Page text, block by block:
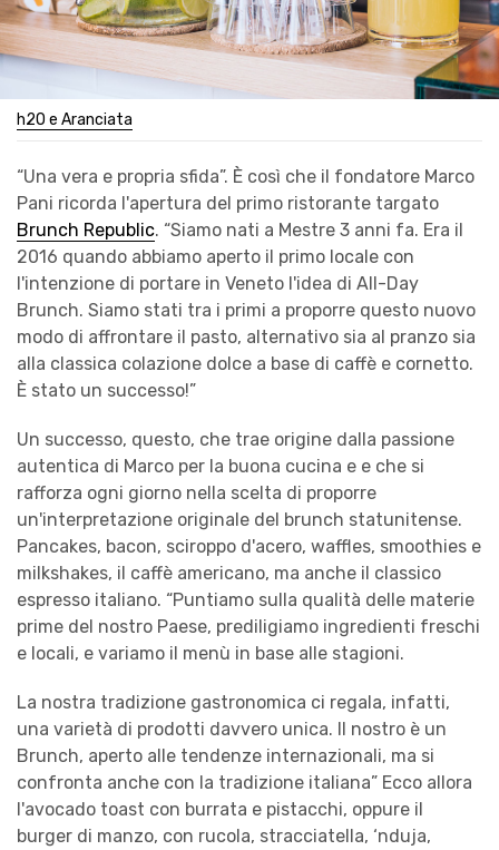
h2O e Aranciata
“Una vera e propria sfida”. È così che il fondatore Marco
Pani ricorda l'apertura del primo ristorante targato
Brunch Republic. “Siamo nati a Mestre 3 anni fa. Era il
2016 quando abbiamo aperto il primo locale con
l'intenzione di portare in Veneto l'idea di All-Day
Brunch. Siamo stati tra i primi a proporre questo nuovo
modo di affrontare il pasto, alternativo sia al pranzo sia
alla classica colazione dolce a base di caffè e cornetto.
È stato un successo!”
Un successo, questo, che trae origine dalla passione
autentica di Marco per la buona cucina e e che si
rafforza ogni giorno nella scelta di proporre
un'interpretazione originale del brunch statunitense.
Pancakes, bacon, sciroppo d'acero, waffles, smoothies e
milkshakes, il caffè americano, ma anche il classico
espresso italiano. “Puntiamo sulla qualità delle materie
prime del nostro Paese, prediligiamo ingredienti freschi
e locali, e variamo il menù in base alle stagioni.
La nostra tradizione gastronomica ci regala, infatti,
una varietà di prodotti davvero unica. Il nostro è un
Brunch, aperto alle tendenze internazionali, ma si
confronta anche con la tradizione italiana” Ecco allora
l'avocado toast con burrata e pistacchi, oppure il
burger di manzo, con rucola, stracciatella, ‘nduja,